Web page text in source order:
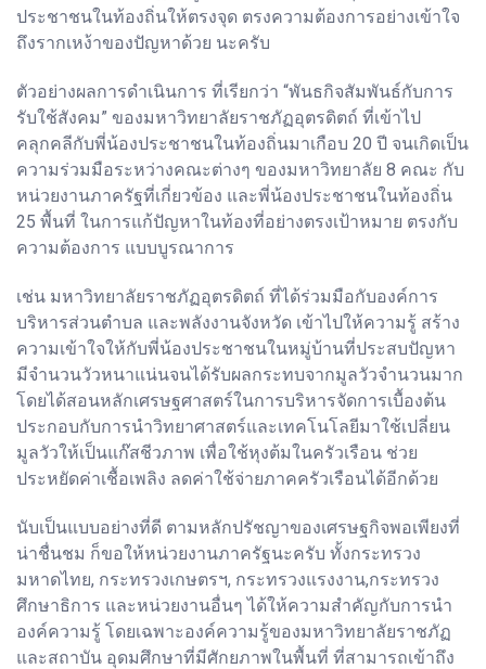
ประชาชนในท้องถิ่นให้ตรงจุด ตรงความต้องการอย่างเข้าใจ
ถึงรากเหง้าของปัญหาด้วย นะครับ
ตัวอย่างผลการดำเนินการ ที่เรียกว่า “พันธกิจสัมพันธ์กับการ
รับใช้สังคม” ของมหาวิทยาลัยราชภัฏอุตรดิตถ์ ที่เข้าไป
คลุกคลีกับพี่น้องประชาชนในท้องถิ่นมาเกือบ 20 ปี จนเกิดเป็น
ความร่วมมือระหว่างคณะต่างๆ ของมหาวิทยาลัย 8 คณะ กับ
หน่วยงานภาครัฐที่เกี่ยวข้อง และพี่น้องประชาชนในท้องถิ่น
25 พื้นที่ ในการแก้ปัญหาในท้องที่อย่างตรงเป้าหมาย ตรงกับ
ความต้องการ แบบบูรณาการ
เช่น มหาวิทยาลัยราชภัฏอุตรดิตถ์ ที่ได้ร่วมมือกับองค์การ
บริหารส่วนตำบล และพลังงานจังหวัด เข้าไปให้ความรู้ สร้าง
ความเข้าใจให้กับพี่น้องประชาชนในหมู่บ้านที่ประสบปัญหา
มีจำนวนวัวหนาแน่นจนได้รับผลกระทบจากมูลวัวจำนวนมาก
โดยได้สอนหลักเศรษฐศาสตร์ในการบริหารจัดการเบื้องต้น
ประกอบกับการนำวิทยาศาสตร์และเทคโนโลยีมาใช้เปลี่ยน
มูลวัวให้เป็นแก๊สชีวภาพ เพื่อใช้หุงต้มในครัวเรือน ช่วย
ประหยัดค่าเชื้อเพลิง ลดค่าใช้จ่ายภาคครัวเรือนได้อีกด้วย
นับเป็นแบบอย่างที่ดี ตามหลักปรัชญาของเศรษฐกิจพอเพียงที่
น่าชื่นชม ก็ขอให้หน่วยงานภาครัฐนะครับ ทั้งกระทรวง
มหาดไทย, กระทรวงเกษตรฯ, กระทรวงแรงงาน,กระทรวง
ศึกษาธิการ และหน่วยงานอื่นๆ ได้ให้ความสำคัญกับการนำ
องค์ความรู้ โดยเฉพาะองค์ความรู้ของมหาวิทยาลัยราชภัฏ
และสถาบัน อุดมศึกษาที่มีศักยภาพในพื้นที่ ที่สามารถเข้าถึง